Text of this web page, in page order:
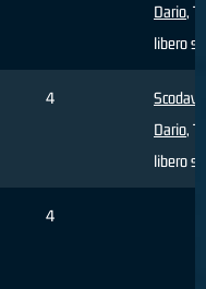
Dario,
libero
4
Dario,
libero
4